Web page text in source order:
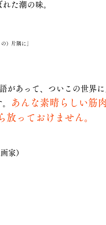
た潮の味。
）片隅に」
があって、ついこの世界に
あんな素晴らしい筋
放っておけません。
家）